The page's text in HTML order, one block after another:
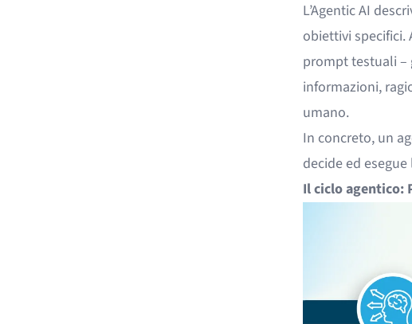
L’Agentic AI
obiettivi specifici.
prompt testuali –
informazioni,
umano.
In concreto, un
decide ed
Il ciclo agentico: